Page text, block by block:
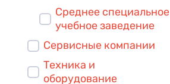
Среднее специальное
учебное заведение
Сервисные компании
Техника и
оборудование